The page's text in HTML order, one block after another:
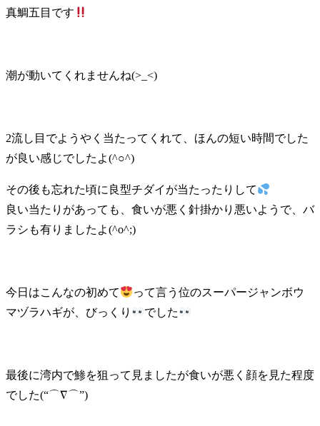
真鯛五目です
潮が動いてくれませんね(>_<)
2流し目でようやく当たってくれて、ほんの短い時間でした
が良い感じでしたよ(^○^)
その後も忘れた頃に良型チダイが当たったりして
良い当たりがあっても、食いが悪く針掛かり悪いようで、バ
ラシも有りましたよ(^o^;)
今日はこんなの初めて
って言う位のスーパージャンボウ
マヅラハギが、びっくり
でした
最後に湾内で鯵を狙って見ましたが食いが悪く顔を見た程度
でした(“⌒∇⌒”)